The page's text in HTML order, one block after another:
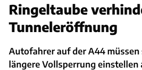
Ringeltaube
Tunneleröffnung
Autofahrer auf der A44 müssen
längere Vollsperrung einstellen